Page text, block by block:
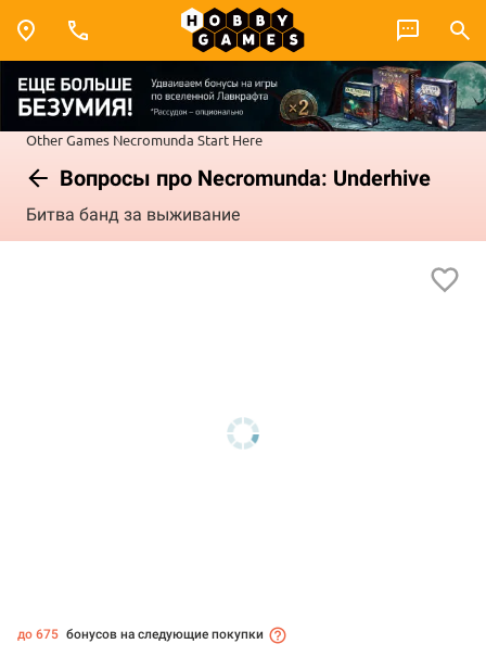
Other Games Necromunda Start Here
Вопросы про Necromunda: Underhive
Битва банд за выживание
до 675 бонусов на следующие покупки